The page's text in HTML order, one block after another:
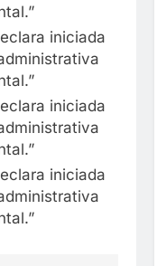
iniciada
iniciada
iniciada